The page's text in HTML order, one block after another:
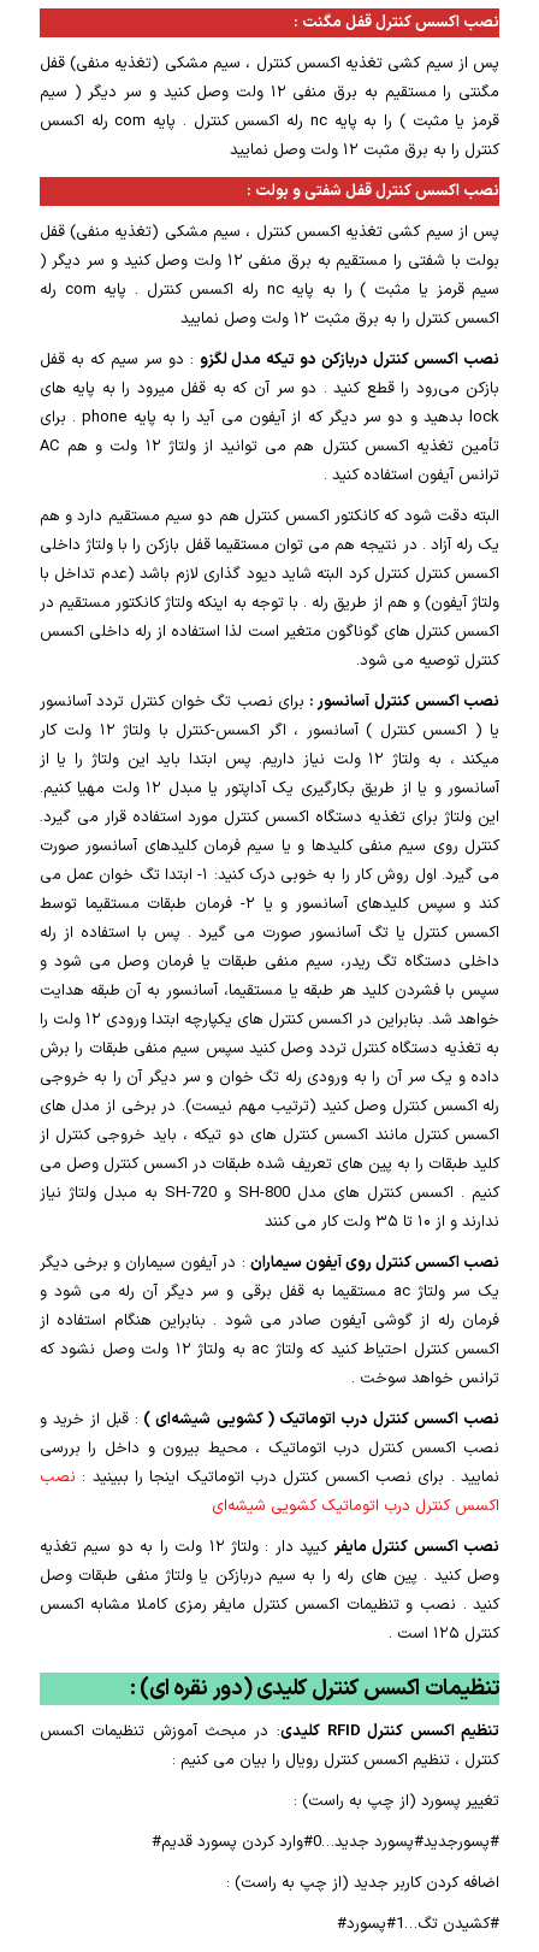
نصب اکسس کنترل قفل مگنت :
پس از سیم کشی تغذیه اکسس کنترل ، سیم مشکی (تغذیه منفی) قفل
مگنتی را مستقیم به برق منفی ۱۲ ولت وصل کنید و سر دیگر ( سیم
قرمز یا مثبت ) را به پایه nc رله اکسس کنترل . پایه com رله اکسس
کنترل را به برق مثبت ۱۲ ولت وصل نمایید
نصب اکسس کنترل قفل شفتی و بولت :
پس از سیم کشی تغذیه اکسس کنترل ، سیم مشکی (تغذیه منفی) قفل
بولت با شفتی را مستقیم به برق منفی ۱۲ ولت وصل کنید و سر دیگر (
سیم قرمز یا مثبت ) را به پایه nc رله اکسس کنترل . پایه com رله
اکسس کنترل را به برق مثبت ۱۲ ولت وصل نمایید
نصب اکسس کنترل دربازکن دو تیکه مدل لگزو : دو سر سیم که به قفل
بازکن می‌رود را قطع کنید . دو سر آن که به قفل میرود را به پایه های
lock بدهید و دو سر دیگر که از آیفون می آید را به پایه phone . برای
تأمین تغذیه اکسس کنترل هم می توانید از ولتاژ ۱۲ ولت و هم AC
ترانس آیفون استفاده کنید .
البته دقت شود که کانکتور اکسس کنترل هم دو سیم مستقیم دارد و هم
یک رله آزاد . در نتیجه هم می توان مستقیما قفل بازکن را با ولتاژ داخلی
اکسس کنترل کنترل کرد البته شاید دیود گذاری لازم باشد (عدم تداخل با
ولتاژ آیفون) و هم از طریق رله . با توجه به اینکه ولتاژ کانکتور مستقیم در
اکسس کنترل های گوناگون متغیر است لذا استفاده از رله داخلی اکسس
کنترل توصیه می شود.
نصب اکسس کنترل آسانسور : برای نصب تگ خوان کنترل تردد آسانسور
یا ( اکسس کنترل ) آسانسور ، اگر اکسس-کنترل با ولتاژ ۱۲ ولت کار
میکند ، به ولتاژ ۱۲ ولت نیاز داریم. پس ابتدا باید این ولتاژ را یا از
آسانسور و یا از طریق بکارگیری یک آداپتور یا مبدل ۱۲ ولت مهیا کنیم.
این ولتاژ برای تغذیه دستگاه اکسس کنترل مورد استفاده قرار می گیرد.
کنترل روی سیم منفی کلیدها و یا سیم فرمان کلیدهای آسانسور صورت
می گیرد. اول روش کار را به خوبی درک کنید: ۱- ابتدا تگ خوان عمل می
کند و سپس کلیدهای آسانسور و یا ۲- فرمان طبقات مستقیما توسط
اکسس کنترل یا تگ آسانسور صورت می گیرد . پس با استفاده از رله
داخلی دستگاه تگ ریدر، سیم منفی طبقات یا فرمان وصل می شود و
سپس با فشردن کلید هر طبقه یا مستقیما، آسانسور به آن طبقه هدایت
خواهد شد. بنابراین در اکسس کنترل های یکپارچه ابتدا ورودی ۱۲ ولت را
به تغذیه دستگاه کنترل تردد وصل کنید سپس سیم منفی طبقات را برش
داده و یک سر آن را به ورودی رله تگ خوان و سر دیگر آن را به خروجی
رله اکسس کنترل وصل کنید (ترتیب مهم نیست). در برخی از مدل های
اکسس کنترل مانند اکسس کنترل های دو تیکه ، باید خروجی کنترل از
کلید طبقات را به پین های تعریف شده طبقات در اکسس کنترل وصل می
کنیم . اکسس کنترل های مدل SH-800 و SH-720 به مبدل ولتاژ نیاز
ندارند و از ۱۰ تا ۳۵ ولت کار می کنند
نصب اکسس کنترل روی آیفون سیماران : در آیفون سیماران و برخی دیگر
یک سر ولتاژ ac مستقیما به قفل برقی و سر دیگر آن رله می شود و
فرمان رله از گوشی آیفون صادر می شود . بنابراین هنگام استفاده از
اکسس کنترل احتیاط کنید که ولتاژ ac به ولتاژ ۱۲ ولت وصل نشود که
ترانس خواهد سوخت .
نصب اکسس کنترل درب اتوماتیک ( کشویی شیشه‌ای ) : قبل از خرید و
نصب اکسس کنترل درب اتوماتیک ، محیط بیرون و داخل را بررسی
نمایید . برای نصب اکسس کنترل درب اتوماتیک اینجا را ببینید : نصب
اکسس کنترل درب اتوماتیک کشویی شیشه‌ای
نصب اکسس کنترل مایفر
کیپد دار : ولتاژ ۱۲ ولت را به دو سیم تغذیه
وصل کنید . پین های رله را به سیم دربازکن یا ولتاژ منفی طبقات وصل
کنید . نصب و تنظیمات اکسس کنترل مایفر رمزی کاملا مشابه اکسس
کنترل ۱۲۵ است .
تنظیمات اکسس کنترل کلیدی (دور نقره ای) :
تنظیم اکسس کنترل RFID کلیدی: در مبحث آموزش تنظیمات اکسس
کنترل ، تنظیم اکسس کنترل رویال را بیان می کنیم :
تغییر پسورد (از چپ به راست) :
#پسورجدید#پسورد جدید…0#وارد کردن پسورد قدیم#
اضافه کردن کاربر جدید (از چپ به راست) :
#کشیدن تگ…1#پسورد#